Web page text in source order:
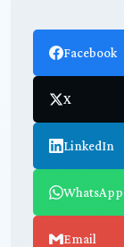
Facebook
X
LinkedIn
WhatsApp
Email